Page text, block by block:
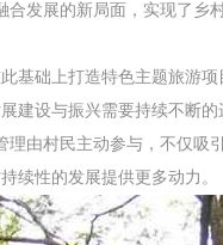
发展的新局面，实现了乡村
础上打造特色主题旅游
建设与振兴需要持续不断
由村民主动参与，不仅吸
续性的发展提供更多动力。